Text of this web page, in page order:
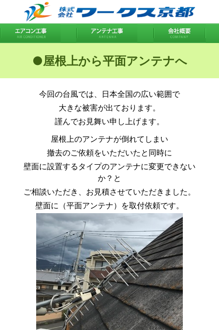
●屋根上から平面アンテナへ
今回の台風では、日本全国の広い範囲で
大きな被害が出ております。
謹んでお見舞い申し上げます。
屋根上のアンテナが倒れてしまい
撤去のご依頼をいただいたと同時に
壁面に設置するタイプのアンテナに変更できない
か？と
ご相談いただき、お見積させていただきました。
壁面に（平面アンテナ）を取付依頼です。